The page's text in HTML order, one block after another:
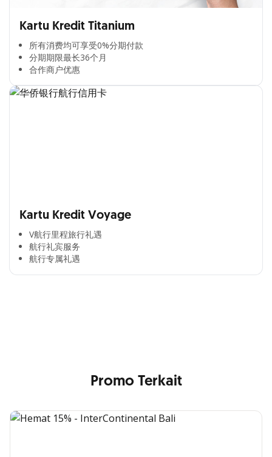
Kartu Kredit Titanium
所有消费均可享受0%分期付款​
分期期限最长36个月​
合作商户优惠​
Kartu Kredit Voyage
V航行里程旅行礼遇
航行礼宾服务
航行专属礼遇
Cross Selling Banner Global
Promo Terkait